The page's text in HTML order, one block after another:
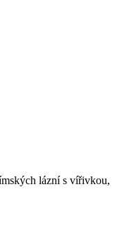
lázní s vířivkou,